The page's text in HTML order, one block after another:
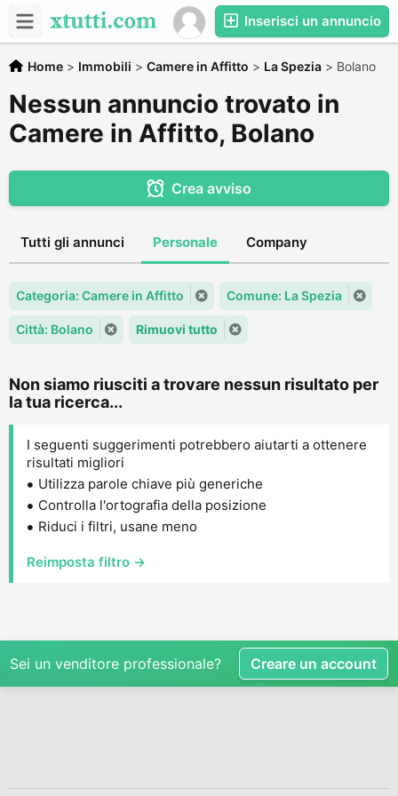
Inserisci un annuncio
Home > Immobili > Camere in Affitto > La Spezia > Bolano
Nessun annuncio trovato in
Camere in Affitto, Bolano
Crea avviso
Tutti gli annunci Personale Company
Categoria: Camere in Affitto Comune: La Spezia
Città: Bolano Rimuovi tutto
Non siamo riusciti a trovare nessun risultato per
la tua ricerca...
I seguenti suggerimenti potrebbero aiutarti a ottenere
risultati migliori
Utilizza parole chiave più generiche
Controlla l'ortografia della posizione
Riduci i filtri, usane meno
Reimposta filtro →
Sei un venditore professionale? Creare un account